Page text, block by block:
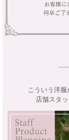
こういう洋
店舗スタ